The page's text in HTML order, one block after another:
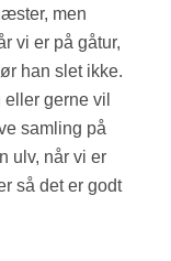
men
vi er på gåtur,
han slet ikke.
gerne vil
samling på
ulv, når vi er
så det er godt